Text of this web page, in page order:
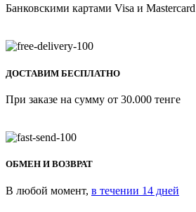
Банковскими картами Visa и Mastercard
ДОСТАВИМ БЕСПЛАТНО
При заказе на сумму от 30.000 тенге
ОБМЕН И ВОЗВРАТ
В любой момент, в течении 14 дней